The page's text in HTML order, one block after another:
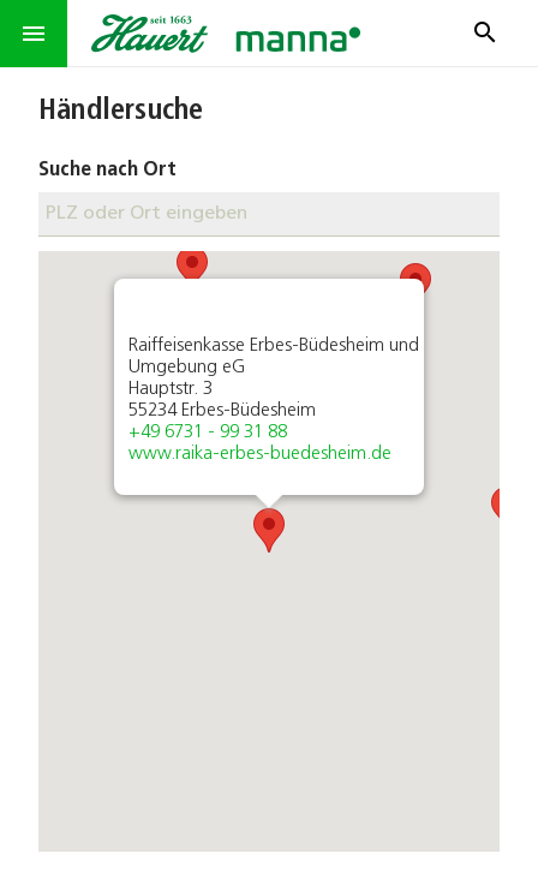
menu search
Händlersuche
Suche nach Ort
Raiffeisenkasse Erbes-Büdesheim und
Umgebung eG
Hauptstr. 3
55234 Erbes-Büdesheim
+49 6731 - 99 31 88
www.raika-erbes-buedesheim.de